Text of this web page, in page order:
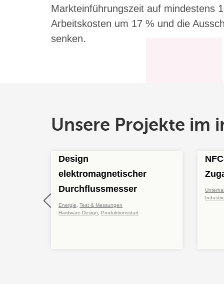
Markteinführungszeit auf mindestens
Arbeitskosten um 17 % und die
senken.
Unsere Projekte im
Design
elektromagnetischer
Durchflussmesser
Energie
Test & Messungen
Hardware-Design
Produktionsstart